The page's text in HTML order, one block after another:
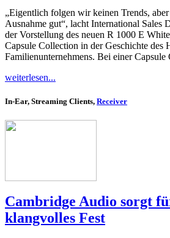
„Eigentlich folgen wir keinen Trends,
Ausnahme gut“, lacht International Sales
der Vorstellung des neuen R 1000 E
Capsule Collection in der Geschichte des
Familienunternehmens. Bei einer Capsule
weiterlesen...
In-Ear, Streaming Clients, Receiver
Cambridge Audio sorgt
klangvolles Fest